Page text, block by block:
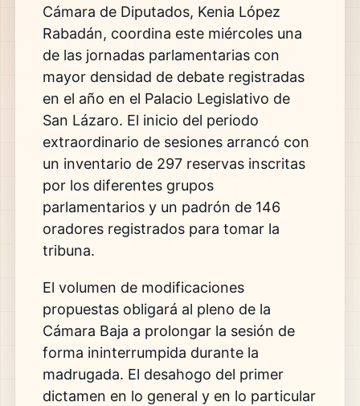
Cámara de Diputados, Kenia López
Rabadán, coordina este miércoles una
de las jornadas parlamentarias con
mayor densidad de debate registradas
en el año en el Palacio Legislativo de
San Lázaro. El inicio del periodo
extraordinario de sesiones arrancó con
un inventario de 297 reservas inscritas
por los diferentes grupos
parlamentarios y un padrón de 146
oradores registrados para tomar la
tribuna.
El volumen de modificaciones
propuestas obligará al pleno de la
Cámara Baja a prolongar la sesión de
forma ininterrumpida durante la
madrugada. El desahogo del primer
dictamen en lo general y en lo particular